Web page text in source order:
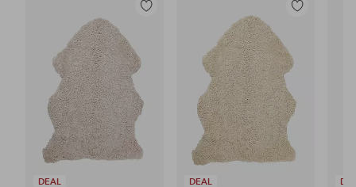
DEAL
Lisää
DEAL
Lisää